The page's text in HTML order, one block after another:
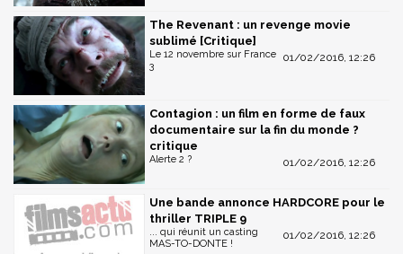
The Revenant : un revenge movie
sublimé [Critique]
01/02/2016, 12:26
Le 12 novembre sur France
3
Contagion : un film en forme de faux
documentaire sur la fin du monde ?
critique
01/02/2016, 12:26
Alerte 2 ?
Une bande annonce HARDCORE pour le
thriller TRIPLE 9
01/02/2016, 12:26
... qui réunit un casting
MAS-TO-DONTE !